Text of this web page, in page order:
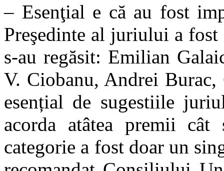
– Esenţial e că au fost
Preşedinte al juriului a
s-au regăsit: Emilian
V. Ciobanu, Andrei
esențial de sugestiile
acorda atâtea premii
categorie a fost doar un